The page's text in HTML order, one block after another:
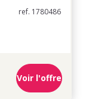
ref. 1780486
Voir l'offre